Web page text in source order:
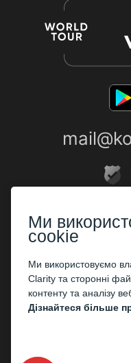
Ми
cookie
Ми використовуємо
Clarity та сторонні
контенту та аналізу
Дізнайтеся більше